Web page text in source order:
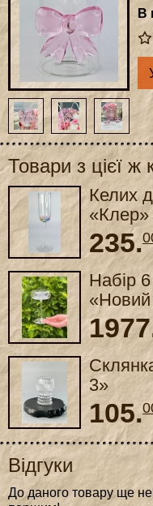
В
Товари з цієї ж
Келих
235.
Набір
«Новий
3»
105.
Відгуки
До даного товару ще